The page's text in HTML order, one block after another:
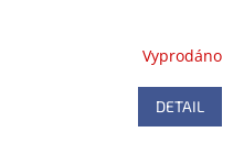
Vyprodáno
DETAIL